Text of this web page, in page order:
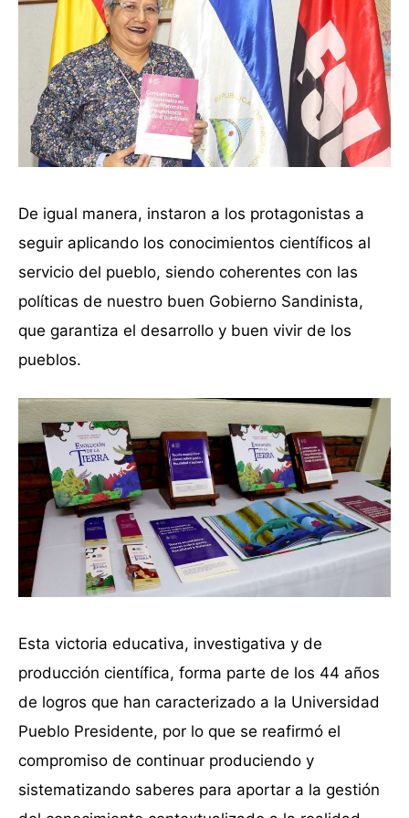
De igual manera, instaron a los protagonistas a
seguir aplicando los conocimientos científicos al
servicio del pueblo, siendo coherentes con las
políticas de nuestro buen Gobierno Sandinista,
que garantiza el desarrollo y buen vivir de los
pueblos.
Esta victoria educativa, investigativa y de
producción científica, forma parte de los 44 años
de logros que han caracterizado a la Universidad
Pueblo Presidente, por lo que se reafirmó el
compromiso de continuar produciendo y
sistematizando saberes para aportar a la gestión